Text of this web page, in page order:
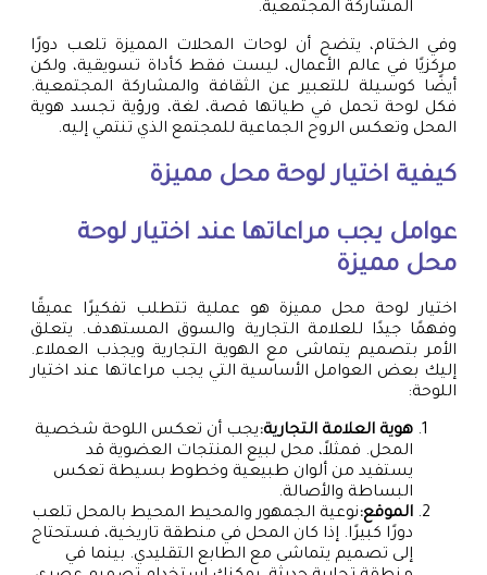
المشاركة المجتمعية.
وفي الختام، يتضح أن لوحات المحلات المميزة تلعب دورًا
مركزيًا في عالم الأعمال، ليست فقط كأداة تسويقية، ولكن
أيضًا كوسيلة للتعبير عن الثقافة والمشاركة المجتمعية.
فكل لوحة تحمل في طياتها قصة، لغة، ورؤية تجسد هوية
المحل وتعكس الروح الجماعية للمجتمع الذي تنتمي إليه.
كيفية اختيار لوحة محل مميزة
عوامل يجب مراعاتها عند اختيار لوحة
محل مميزة
اختيار لوحة محل مميزة هو عملية تتطلب تفكيرًا عميقًا
وفهمًا جيدًا للعلامة التجارية والسوق المستهدف. يتعلق
الأمر بتصميم يتماشى مع الهوية التجارية ويجذب العملاء.
إليك بعض العوامل الأساسية التي يجب مراعاتها عند اختيار
اللوحة:
هوية العلامة التجارية:يجب أن تعكس اللوحة شخصية
المحل. فمثلاً، محل لبيع المنتجات العضوية قد
يستفيد من ألوان طبيعية وخطوط بسيطة تعكس
البساطة والأصالة.
الموقع:نوعية الجمهور والمحيط المحيط بالمحل تلعب
دورًا كبيرًا. إذا كان المحل في منطقة تاريخية، فستحتاج
إلى تصميم يتماشى مع الطابع التقليدي. بينما في